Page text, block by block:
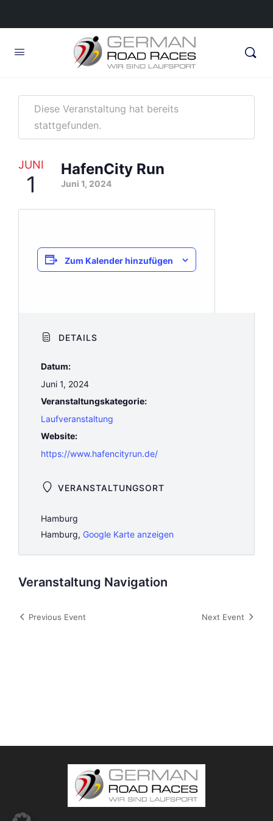
Diese Veranstaltung hat bereits
stattgefunden.
JUNI
1
HafenCity Run
Juni 1, 2024
Zum Kalender hinzufügen
DETAILS
Datum:
Juni 1, 2024
Veranstaltungskategorie:
Laufveranstaltung
Website:
https://www.hafencityrun.de/
VERANSTALTUNGSORT
Hamburg
Hamburg, Google Karte anzeigen
Veranstaltung Navigation
Previous Event Next Event